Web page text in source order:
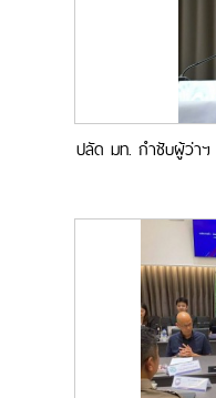
ปลัด มท. กำชับผู้ว่าฯ